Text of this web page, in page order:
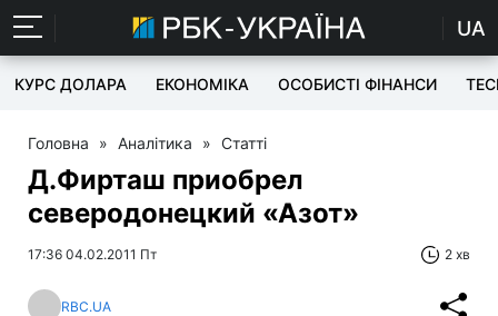
UA
КУРС ДОЛАРА ЕКОНОМІКА ОСОБИСТІ ФІНАНСИ
Головна » Аналітика » Статті
Д.Фирташ приобрел
северодонецкий «Азот»
17:36 04.02.2011 Пт 2 хв
RBC.UA